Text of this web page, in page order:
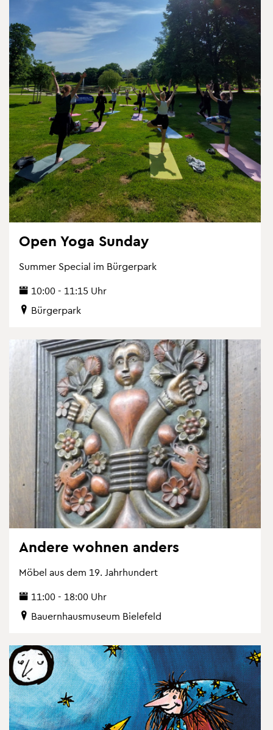
Open Yoga Sun­day
Sum­mer Spe­cial im Bür­ger­park
10:00 - 11:15 Uhr
Bür­ger­park
An­de­re woh­nen an­ders
Möbel aus dem 19. Jahr­hun­dert
11:00 - 18:00 Uhr
Bau­ern­haus­mu­se­um Bie­le­feld